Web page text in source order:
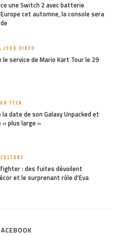
une Switch 2 avec batterie
cet automne, la console sera
JEUX VIDÉO
service de Mario Kart Tour le 29
TECH
date de son Galaxy Unpacked et
« plus large »
CULTURE
: des fuites dévoilent
et le surprenant rôle d’Eva